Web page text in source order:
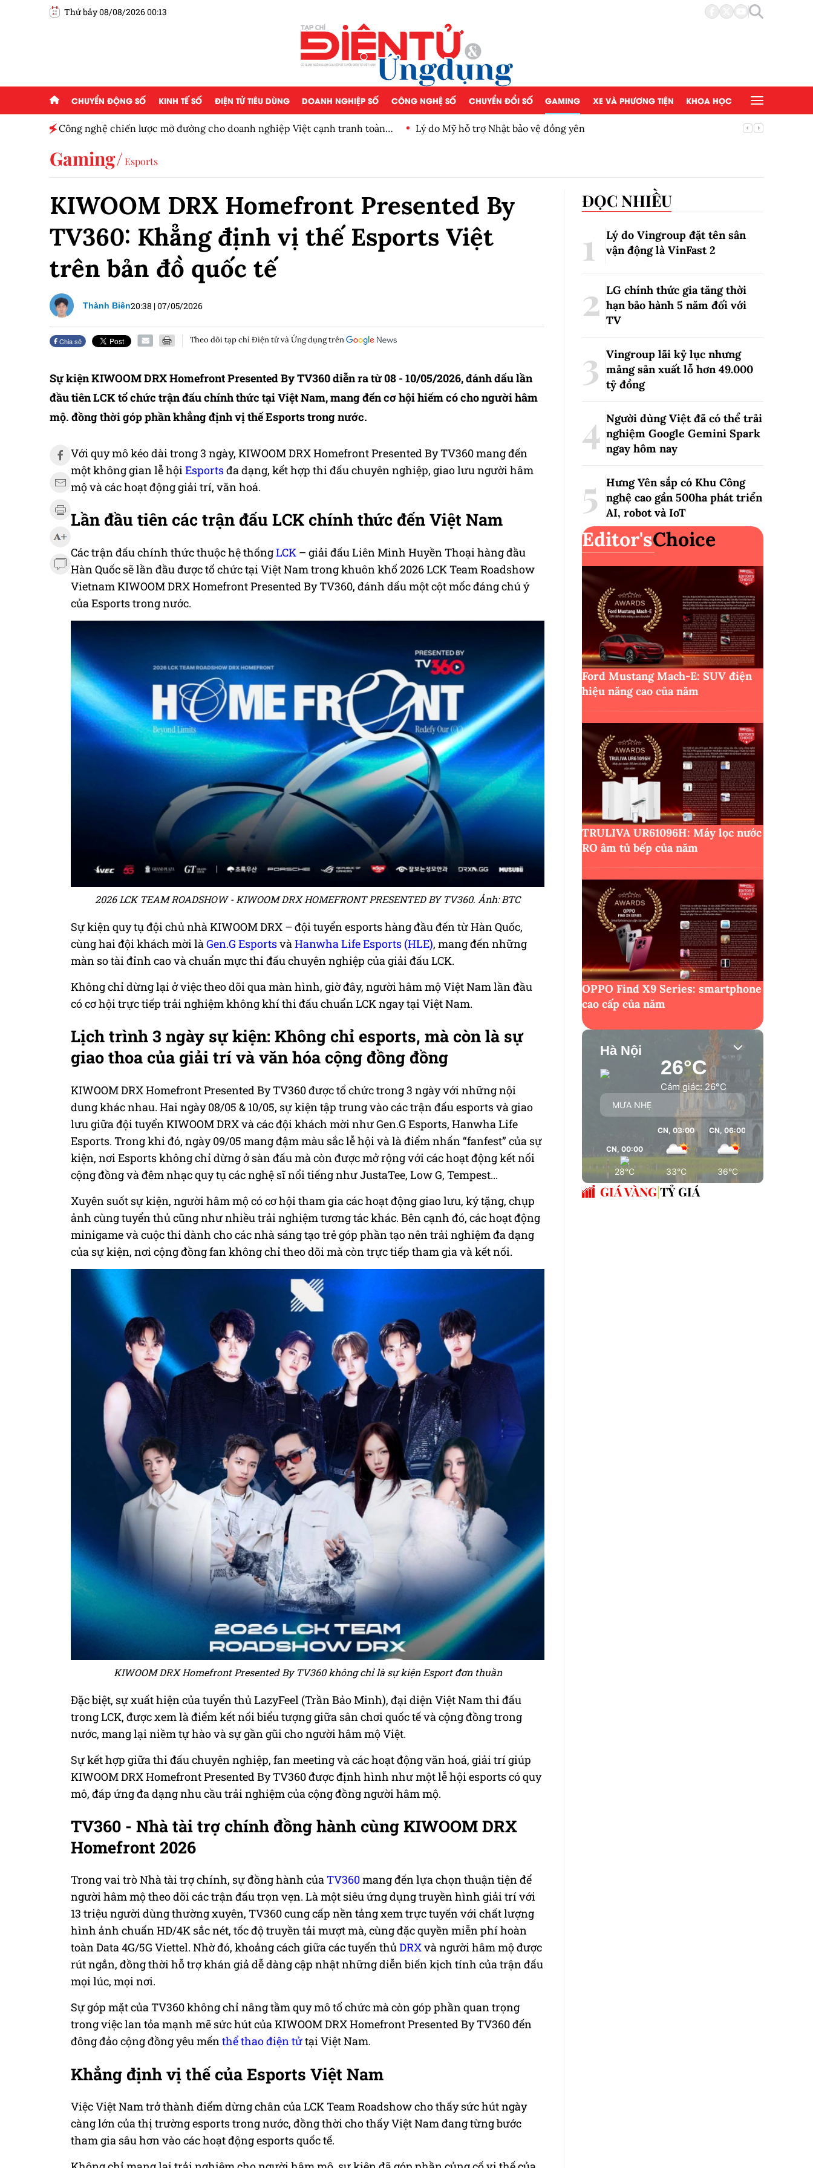
Thứ bảy 08/08/2026 00:13
CHUYỂN ĐỘNG SỐ KINH TẾ SỐ ĐIỆN TỬ TIÊU DÙNG DOANH NGHIỆP SỐ CÔNG NGHỆ SỐ CHUYỂN ĐỔI SỐ GAMING XE VÀ PHƯƠNG TIỆN KHOA HỌC
Công nghệ chiến lược mở đường cho doanh nghiệp Việt cạnh tranh toàn
Lý do Mỹ hỗ trợ Nhật bảo vệ đồng yên
Gaming Esports
KIWOOM DRX Homefront Presented By
TV360: Khẳng định vị thế Esports Việt
trên bản đồ quốc tế
Thành Biên20:38 |07/05/2026
Chia sẻ Theo dõi tạp chí Điện tử và Ứng dụng trên
Sự kiện KIWOOM DRX Homefront Presented By TV360 diễn ra từ 08 - 10/05/2026, đánh dấu lần
đầu tiên LCK tổ chức trận đấu chính thức tại Việt Nam, mang đến cơ hội hiếm có cho người hâm
mộ. đồng thời góp phần khẳng định vị thế Esports trong nước.
Với quy mô kéo dài trong 3 ngày, KIWOOM DRX Homefront Presented By TV360 mang đến
một không gian lễ hộiEsportsđa dạng, kết hợp thi đấu chuyên nghiệp, giao lưu người hâm
mộ và các hoạt động giải trí, văn hoá.
Lần đầu tiên các trận đấu LCK chính thức đến Việt Nam
Các trận đấu chính thức thuộc hệ thốngLCK – giải đấu Liên Minh Huyền Thoại hàng đầu
Hàn Quốc sẽ lần đầu được tổ chức tại Việt Nam trong khuôn khổ 2026 LCK Team Roadshow
Vietnam KIWOOM DRX Homefront Presented By TV360, đánh dấu một cột mốc đáng chú ý
của Esports trong nước.
2026 LCK TEAM ROADSHOW - KIWOOM DRX HOMEFRONT PRESENTED BY TV360. Ảnh: BTC
Sự kiện quy tụ đội chủ nhà KIWOOM DRX – đội tuyển esports hàng đầu đến từ Hàn Quốc,
cùng hai đội khách mời làGen.G EsportsvàHanwha Life Esports (HLE), mang đến những
màn so tài đỉnh cao và chuẩn mực thi đấu chuyên nghiệp của giải đấu LCK.
Không chỉ dừng lại ở việc theo dõi qua màn hình, giờ đây, người hâm mộ Việt Nam lần đầu
có cơ hội trực tiếp trải nghiệm không khí thi đấu chuẩn LCK ngay tại Việt Nam.
Lịch trình 3 ngày sự kiện: Không chỉ esports, mà còn là sự
giao thoa của giải trí và văn hóa cộng đồng đồng
KIWOOM DRX Homefront Presented By TV360 được tổ chức trong 3 ngày với những nội
dung khác nhau. Hai ngày 08/05 & 10/05, sự kiện tập trung vào các trận đấu esports và giao
lưu giữa đội tuyển KIWOOM DRX và các đội khách mời như Gen.G Esports, Hanwha Life
Esports. Trong khi đó, ngày 09/05 mang đậm màu sắc lễ hội và là điểm nhấn “fanfest” của sự
kiện, nơi Esports không chỉ dừng ở sàn đấu mà còn được mở rộng với các hoạt động kết nối
cộng đồng và đêm nhạc quy tụ các nghệ sĩ nổi tiếng như JustaTee, Low G, Tempest...
Xuyên suốt sự kiện, người hâm mộ có cơ hội tham gia các hoạt động giao lưu, ký tặng, chụp
ảnh cùng tuyển thủ cũng như nhiều trải nghiệm tương tác khác. Bên cạnh đó, các hoạt động
minigame và cuộc thi dành cho các nhà sáng tạo trẻ góp phần tạo nên trải nghiệm đa dạng
của sự kiện, nơi cộng đồng fan không chỉ theo dõi mà còn trực tiếp tham gia và kết nối.
KIWOOM DRX Homefront Presented By TV360 không chỉ là sự kiện Esport đơn thuần
Đặc biệt, sự xuất hiện của tuyển thủ LazyFeel (Trần Bảo Minh), đại diện Việt Nam thi đấu
trong LCK, được xem là điểm kết nối biểu tượng giữa sân chơi quốc tế và cộng đồng trong
nước, mang lại niềm tự hào và sự gần gũi cho người hâm mộ Việt.
Sự kết hợp giữa thi đấu chuyên nghiệp, fan meeting và các hoạt động văn hoá, giải trí giúp
KIWOOM DRX Homefront Presented By TV360 được định hình như một lễ hội esports có quy
mô, đáp ứng đa dạng nhu cầu trải nghiệm của cộng đồng người hâm mộ.
TV360 - Nhà tài trợ chính đồng hành cùng KIWOOM DRX
Homefront 2026
Trong vai trò Nhà tài trợ chính, sự đồng hành củaTV360mang đến lựa chọn thuận tiện để
người hâm mộ theo dõi các trận đấu trọn vẹn. Là một siêu ứng dụng truyền hình giải trí với
13 triệu người dùng thường xuyên, TV360 cung cấp nền tảng xem trực tuyến với chất lượng
hình ảnh chuẩn HD/4K sắc nét, tốc độ truyền tải mượt mà, cùng đặc quyền miễn phí hoàn
toàn Data 4G/5G Viettel. Nhờ đó, khoảng cách giữa các tuyển thủDRXvà người hâm mộ được
rút ngắn, đồng thời hỗ trợ khán giả dễ dàng cập nhật những diễn biến kịch tính của trận đấu
mọi lúc, mọi nơi.
Sự góp mặt của TV360 không chỉ nâng tầm quy mô tổ chức mà còn góp phần quan trọng
trong việc lan tỏa mạnh mẽ sức hút của KIWOOM DRX Homefront Presented By TV360 đến
đông đảo cộng đồng yêu mếnthể thao điện tửtại Việt Nam.
Khẳng định vị thế của Esports Việt Nam
Việc Việt Nam trở thành điểm dừng chân của LCK Team Roadshow cho thấy sức hút ngày
càng lớn của thị trường esports trong nước, đồng thời cho thấy Việt Nam đang từng bước
tham gia sâu hơn vào các hoạt động esports quốc tế.
ĐỌC NHIỀU
Lý do Vingroup đặt tên sân
vận động là VinFast2
LG chính thức gia tăng thời
hạn bảo hành 5 năm đối với
TV
Vingroup lãi kỷ lục nhưng
mảng sản xuất lỗ hơn 49.000
tỷ đồng
Người dùng Việt đã có thể trải
nghiệm Google Gemini Spark
ngay hôm nay
Hưng Yên sắp có Khu Công
nghệ cao gần 500ha phát triển
AI, robot và IoT
Editor'sChoice
Ford Mustang Mach-E: SUV điện
hiệu năng cao của năm
TRULIVA UR61096H: Máy lọc nước
RO âm tủ bếp của năm
OPPO Find X9 Series: smartphone
cao cấp của năm
Hà Nội
26°C
Cảm giác: 26°C
MƯA NHẸ
CN, 00:00
28°C
CN, 03:00
33°C
CN, 06:00
36°C
GIÁ VÀNG TỶ GIÁ